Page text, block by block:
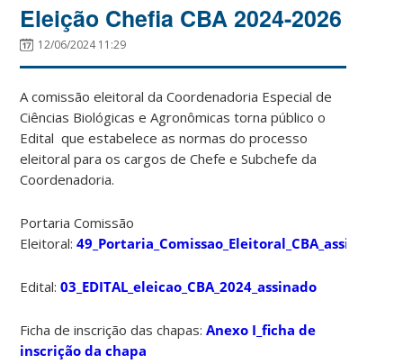
Eleição Chefia CBA 2024-2026
12/06/2024 11:29
A comissão eleitoral da Coordenadoria Especial de
Ciências Biológicas e Agronômicas torna público o
Edital que estabelece as normas do processo
eleitoral para os cargos de Chefe e Subchefe da
Coordenadoria.
Portaria Comissão
Eleitoral:49_Portaria_Comissao_Eleitoral_CBA_assinado
Edital:03_EDITAL_eleicao_CBA_2024_assinado
Ficha de inscrição das chapas:Anexo I_ficha de
inscrição da chapa